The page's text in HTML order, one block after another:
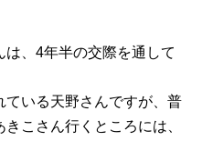
、4年半の交際を通して
ている天野さんですが、普
こさん行くところには、